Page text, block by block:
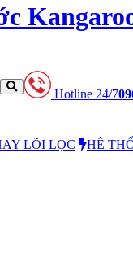
Hotline 24/7
LÕI LỌC HÊ